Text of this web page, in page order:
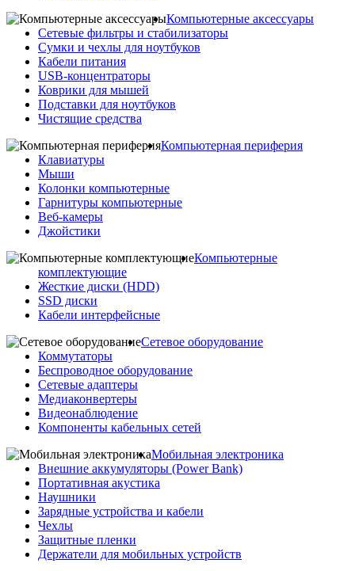
Компьютерные аксессуары
Сетевые фильтры и стабилизаторы
Сумки и чехлы для ноутбуков
Кабели питания
USB-концентраторы
Коврики для мышей
Подставки для ноутбуков
Чистящие средства
Компьютерная периферия
Клавиатуры
Мыши
Колонки компьютерные
Гарнитуры компьютерные
Веб-камеры
Джойстики
Компьютерные
комплектующие
Жесткие диски (HDD)
SSD диски
Кабели интерфейсные
Сетевое оборудование
Коммутаторы
Беспроводное оборудование
Сетевые адаптеры
Медиаконвертеры
Видеонаблюдение
Компоненты кабельных сетей
Мобильная электроника
Внешние аккумуляторы (Power Bank)
Портативная акустика
Наушники
Зарядные устройства и кабели
Чехлы
Защитные пленки
Держатели для мобильных устройств